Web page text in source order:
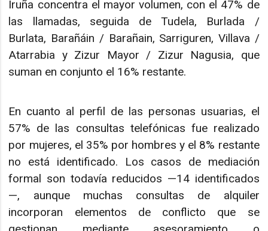
Iruña concentra el mayor volumen, con el 47% de
las llamadas, seguida de Tudela, Burlada /
Burlata, Barañáin / Barañain, Sarriguren, Villava /
Atarrabia y Zizur Mayor / Zizur Nagusia, que
suman en conjunto el 16% restante.
En cuanto al perfil de las personas usuarias, el
57% de las consultas telefónicas fue realizado
por mujeres, el 35% por hombres y el 8% restante
no está identificado. Los casos de mediación
formal son todavía reducidos —14 identificados
—, aunque muchas consultas de alquiler
incorporan elementos de conflicto que se